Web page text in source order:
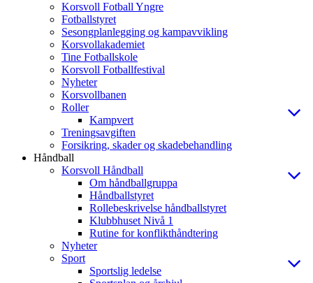
Korsvoll Fotball Yngre
Fotballstyret
Sesongplanlegging og kampavvikling
Korsvollakademiet
Tine Fotballskole
Korsvoll Fotballfestival
Nyheter
Korsvollbanen
Roller
Kampvert
Treningsavgiften
Forsikring, skader og skadebehandling
Håndball
Korsvoll Håndball
Om håndballgruppa
Håndballstyret
Rollebeskrivelse håndballstyret
Klubbhuset Nivå 1
Rutine for konflikthåndtering
Nyheter
Sport
Sportslig ledelse